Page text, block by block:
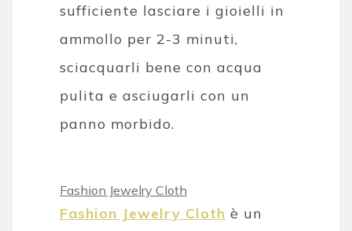
sufficiente lasciare i gioielli in
ammollo per 2-3 minuti,
sciacquarli bene con acqua
pulita e asciugarli con un
panno morbido.
Fashion Jewelry Cloth
Fashion Jewelry Cloth è un